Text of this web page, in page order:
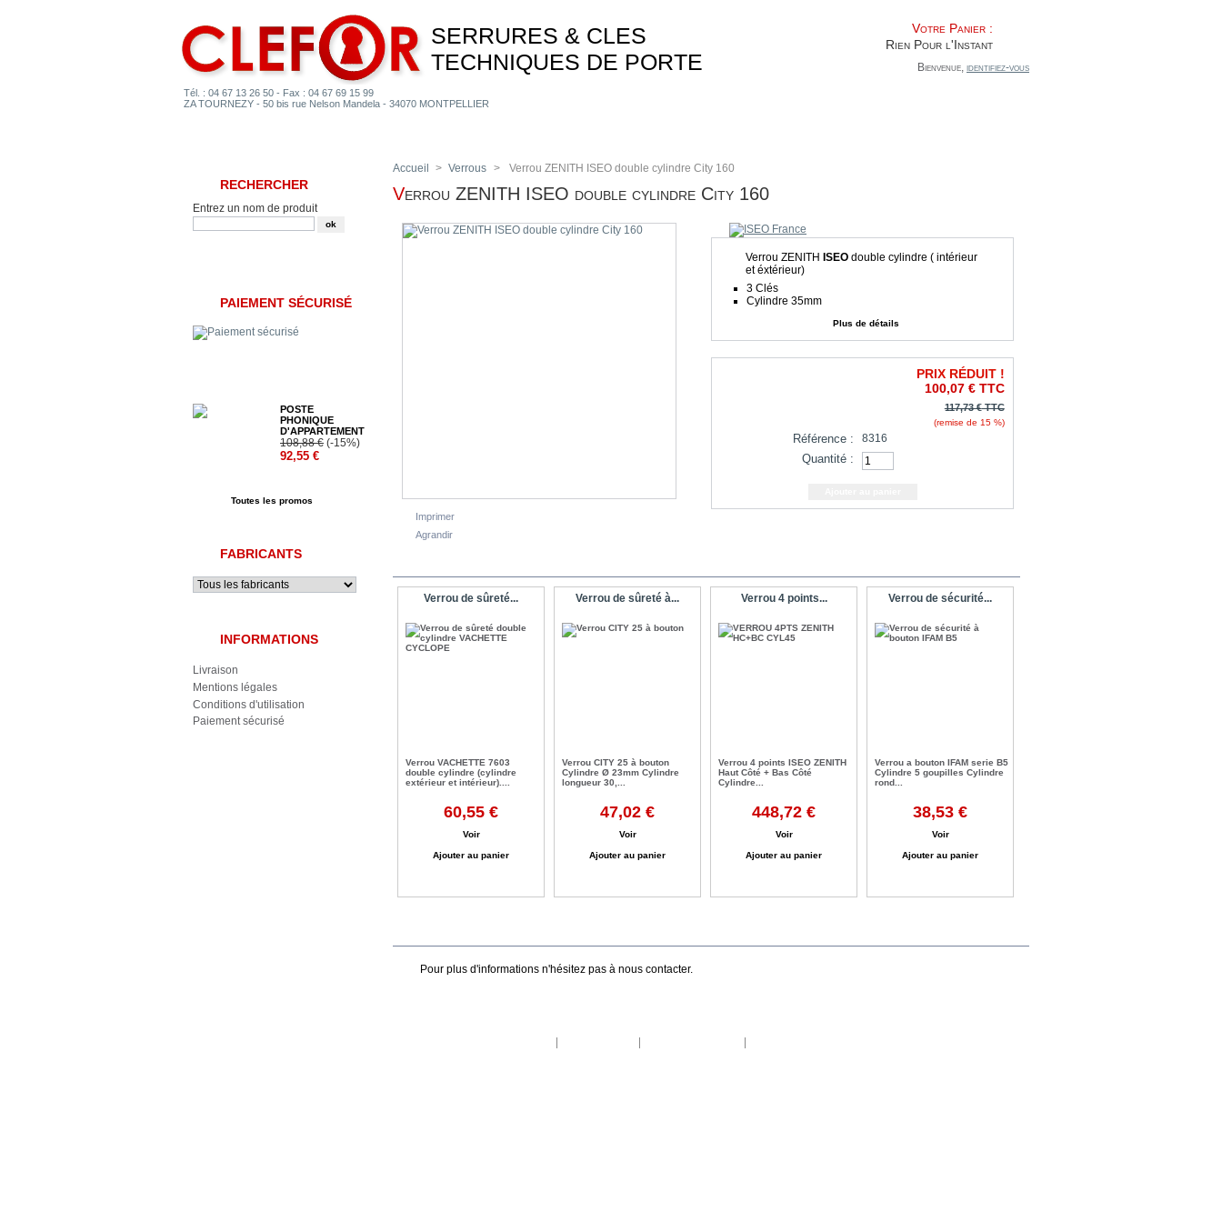
SERRURES & CLES
TECHNIQUES DE PORTE
Votre Panier :
Rien Pour l'Instant
Bienvenue, identifiez-vous
Tél. : 04 67 13 26 50 - Fax : 04 67 69 15 99
ZA TOURNEZY - 50 bis rue Nelson Mandela - 34070 MONTPELLIER
RECHERCHER
Entrez un nom de produit
PAIEMENT SÉCURISÉ
POSTE
PHONIQUE
D'APPARTEMENT
108,88 € (-15%)
92,55 €
Toutes les promos
FABRICANTS
INFORMATIONS
Livraison
Mentions légales
Conditions d'utilisation
Paiement sécurisé
Accueil > Verrous > Verrou ZENITH ISEO double cylindre City 160
Verrou ZENITH ISEO double cylindre City 160
Imprimer
Agrandir
Verrou ZENITH ISEOdouble cylindre ( intérieur
et éxtérieur)
3 Clés
Cylindre 35mm
Plus de détails
PRIX RÉDUIT !
100,07 €TTC
117,73 €TTC
(remise de 15%)
Référence : 8316
Quantité :
Verrou de sûreté...
Verrou VACHETTE 7603
double cylindre (cylindre
extérieur et intérieur)....
60,55 €
Voir
Ajouter au panier
Verrou de sûreté à...
Verrou CITY 25 à bouton
Cylindre Ø 23mm Cylindre
longueur 30,...
47,02 €
Voir
Ajouter au panier
Verrou 4 points...
Verrou 4 points ISEO ZENITH
Haut Côté + Bas Côté
Cylindre...
448,72 €
Voir
Ajouter au panier
Verrou de sécurité...
Verrou a bouton IFAM serie B5
Cylindre 5 goupilles Cylindre
rond...
38,53 €
Voir
Ajouter au panier
Pour plus d'informations n'hésitez pas à nous contacter.